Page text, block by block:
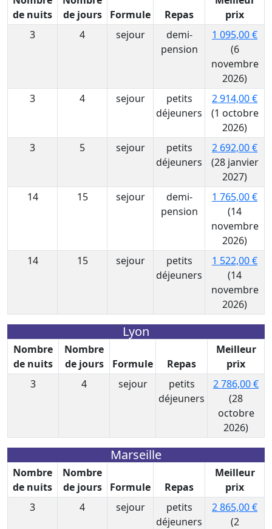
de nuits
de jours
Formule Repas
prix
3
4 sejour
demi-
pension
1 095,00 €
(6
novembre
2026)
3
4 sejour
petits
déjeuners
2 914,00 €
(1 octobre
2026)
3
5 sejour
petits
déjeuners
2 692,00 €
(28 janvier
2027)
14
15 sejour
demi-
pension
1 765,00 €
(14
novembre
2026)
14
15 sejour
petits
déjeuners
1 522,00 €
(14
novembre
2026)
Lyon
Nombre
de nuits
Nombre
de jours
Formule Repas
Meilleur
prix
3
4 sejour
petits
déjeuners
2 786,00 €
(28
octobre
2026)
Marseille
Nombre
de nuits
Nombre
de jours
Formule Repas
Meilleur
prix
3
4 sejour
petits
déjeuners
2 865,00 €
(2